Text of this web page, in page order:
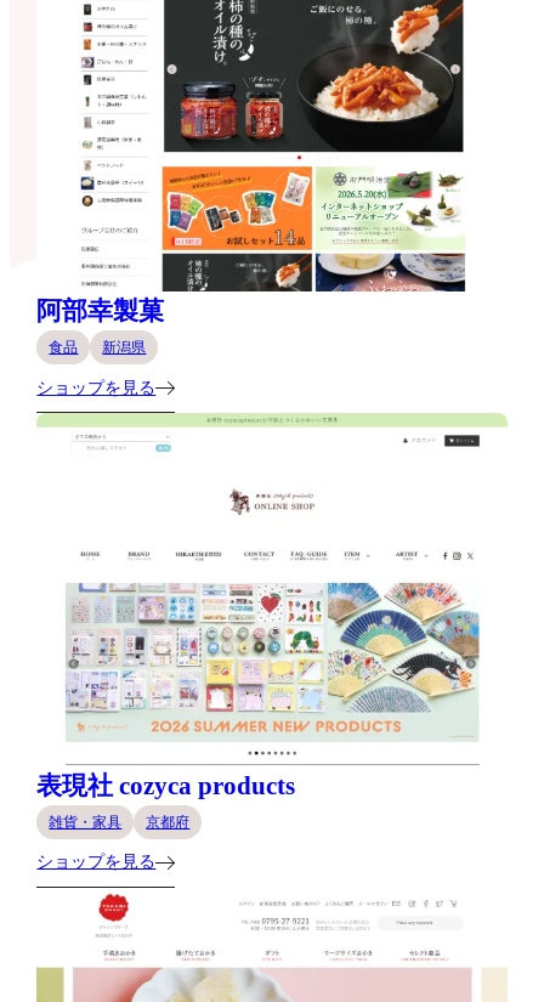
阿部幸製菓
食品 新潟県
ショップを見る
表現社 cozyca products
雑貨・家具 京都府
ショップを見る